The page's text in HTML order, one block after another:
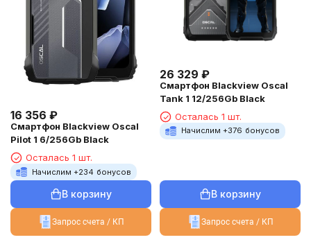
16 356 ₽
Смартфон Blackview Oscal
Pilot 1 6/256Gb Black
Осталась 1 шт.
Начислим +234 бонусов
В корзину
Запрос счета / КП
26 329 ₽
Смартфон Blackview Oscal
Tank 1 12/256Gb Black
Осталась 1 шт.
Начислим +376 бонусов
В корзину
Запрос счета / КП